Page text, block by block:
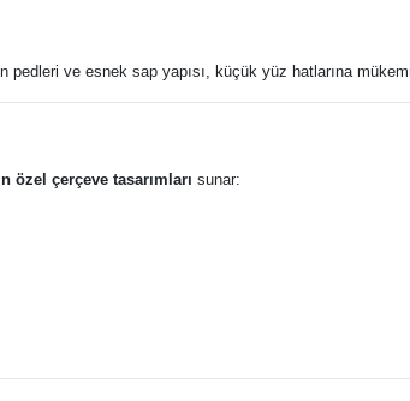
pedleri ve esnek sap yapısı, küçük yüz hatlarına
çerçeve tasarımları sunar: